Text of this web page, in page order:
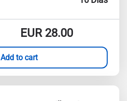
EUR28.00
Add to cart